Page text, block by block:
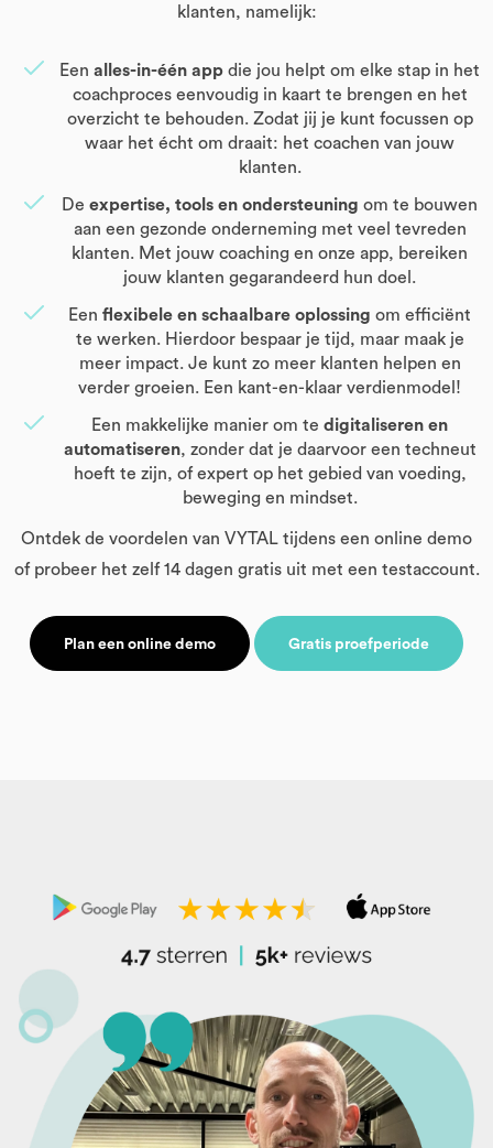
klanten, namelijk:
Een alles-in-één app die jou helpt om elke stap in het
coachproces eenvoudig in kaart te brengen en het
overzicht te behouden. Zodat jij je kunt focussen op
waar het écht om draait: het coachen van jouw
klanten.
De expertise, tools en ondersteuning om te bouwen
aan een gezonde onderneming met veel tevreden
klanten. Met jouw coaching en onze app, bereiken
jouw klanten gegarandeerd hun doel.
Een flexibele en schaalbare oplossing om efficiënt
te werken. Hierdoor bespaar je tijd, maar maak je
meer impact. Je kunt zo meer klanten helpen en
verder groeien. Een kant-en-klaar verdienmodel!
Een makkelijke manier om te digitaliseren en
automatiseren, zonder dat je daarvoor een techneut
hoeft te zijn, of expert op het gebied van voeding,
beweging en mindset.
Ontdek de voordelen van VYTAL tijdens een online demo
of probeer het zelf 14 dagen gratis uit met een testaccount.
Plan een online demo Gratis proefperiode